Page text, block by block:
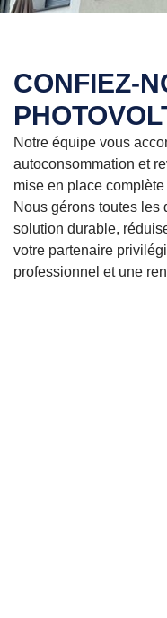
CONFIEZ-
Notre équipe vous
autoconsommation et
mise en place
Nous gérons toutes les
solution durable,
votre partenaire
professionnel et une